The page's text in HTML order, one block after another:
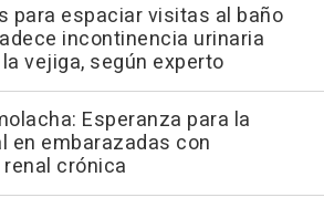
para espaciar visitas al baño
incontinencia urinaria
vejiga, según experto
Esperanza para la
en embarazadas con
crónica